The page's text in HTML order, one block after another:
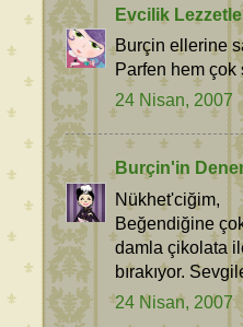
Evcilik
Burçin ellerine
Parfen hem çok
24 Nisan, 2007
Burçin'in
Nükhet'ciğim,
Beğendiğine
damla çikolata
bırakıyor.
24 Nisan, 2007